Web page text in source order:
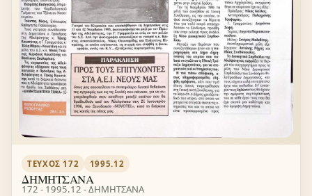
ΤΕΎΧΟΣ 172 1995.12
ΔΗΜΗΤΣΑΝΑ
172 - 1995.12 - ΔΗΜΗΤΣΑΝΑ